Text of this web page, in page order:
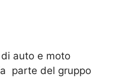
auto e moto
parte del gruppo